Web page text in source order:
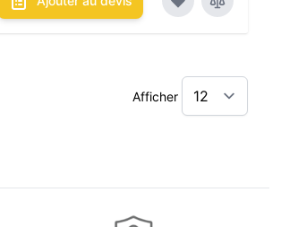
Afficher